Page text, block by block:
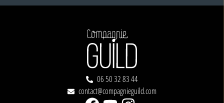
06 50 32 83 44
contact@compagnieguild.com